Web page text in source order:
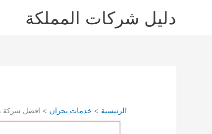
دليل شركات المملكة
الرئيسية خدمات نجران افضل شركة مكافحة حشرات